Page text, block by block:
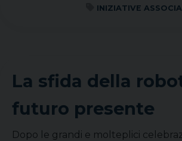
INIZIATIVE
La sfida della
futuro presente
Dopo le grandi e molteplici